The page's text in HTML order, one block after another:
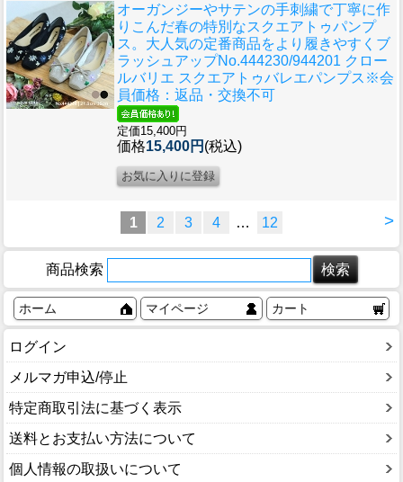
オーガンジーやサテンの手刺繍で丁寧に作
りこんだ春の特別なスクエアトゥパンプ
ス。大人気の定番商品をより履きやすくブ
ラッシュアップNo.444230/944201 クロー
ルバリエ スクエアトゥバレエパンプス※会
員価格：返品・交換不可
定価15,400円
価格15,400円 (税込)
>
1 2 3 4 … 12
商品検索
ホーム マイページ カート
ログイン
メルマガ申込/停止
特定商取引法に基づく表示
送料とお支払い方法について
個人情報の取扱いについて